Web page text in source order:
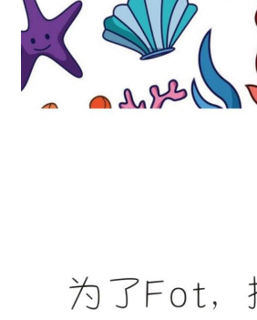
欺诈 色情
不实信息 违法犯罪